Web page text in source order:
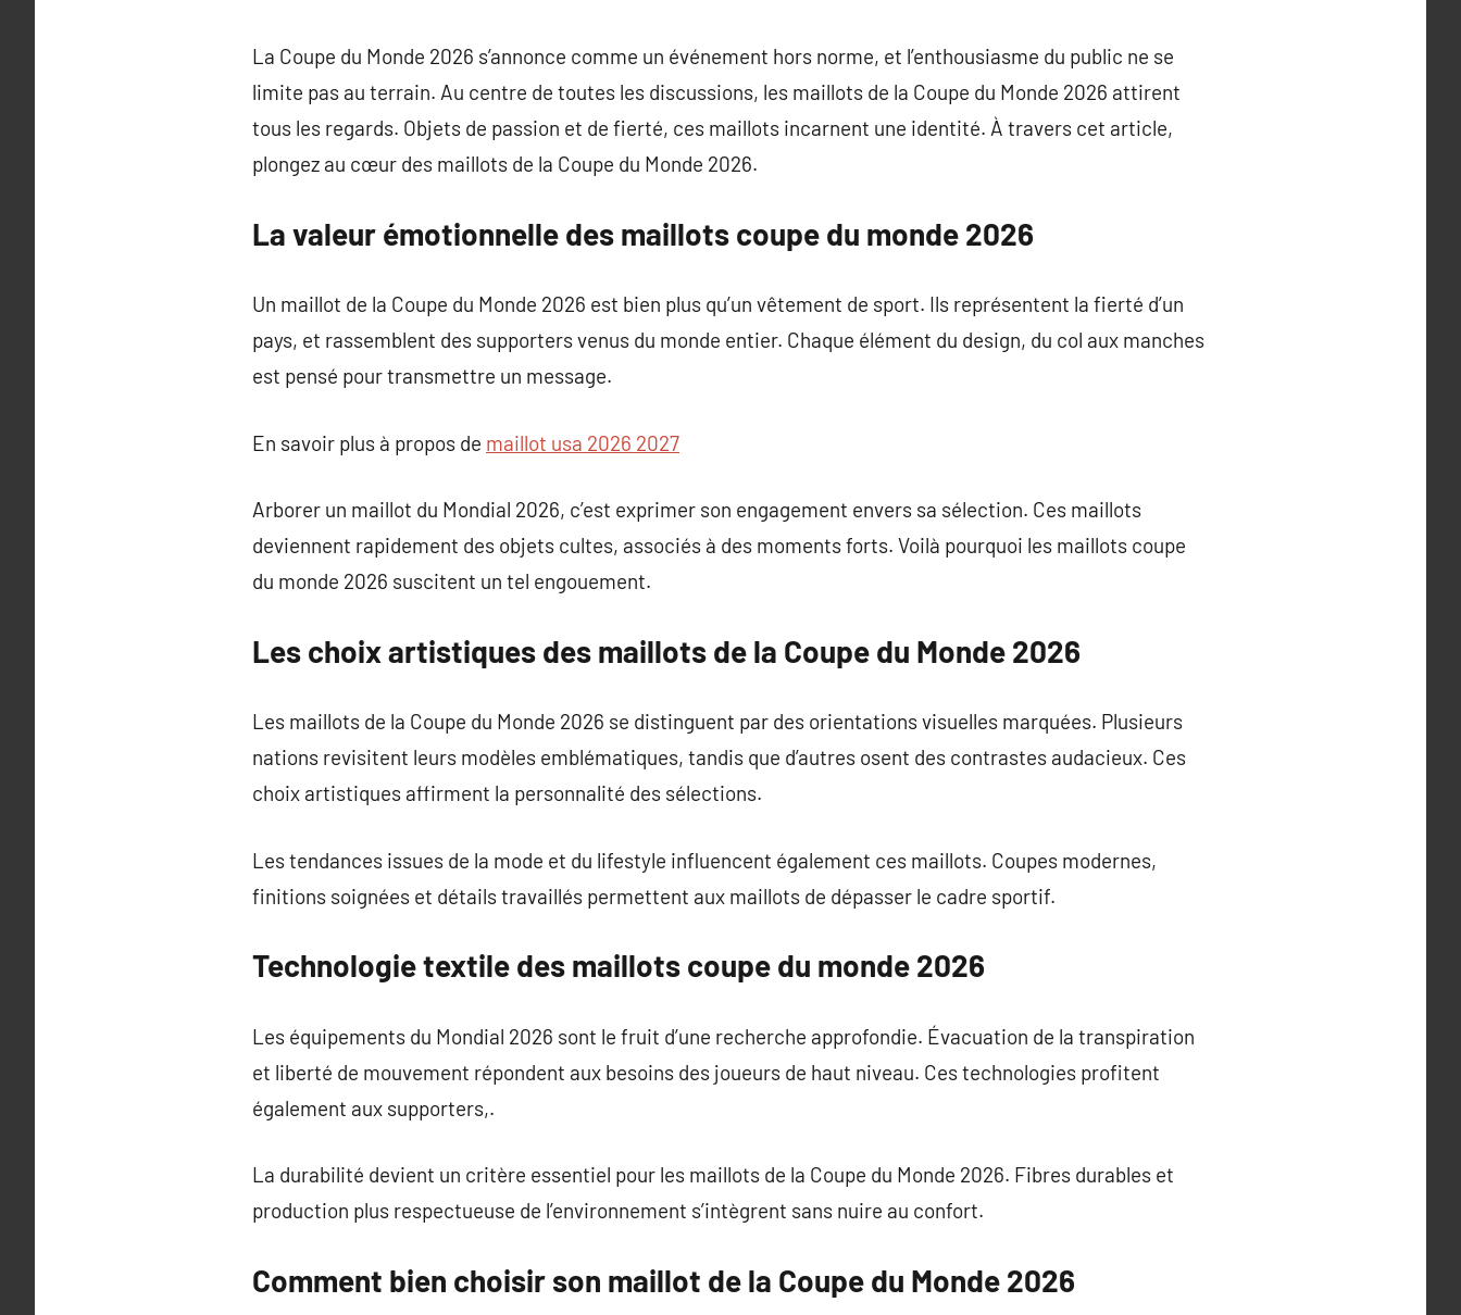
La Coupe du Monde 2026 s’annonce comme un événement hors norme, et l’enthousiasme du public ne se
limite pas au terrain. Au centre de toutes les discussions, les maillots de la Coupe du Monde 2026 attirent
tous les regards. Objets de passion et de fierté, ces maillots incarnent une identité. À travers cet article,
plongez au cœur des maillots de la Coupe du Monde 2026.
La valeur émotionnelle des maillots coupe du monde 2026
Un maillot de la Coupe du Monde 2026 est bien plus qu’un vêtement de sport. Ils représentent la fierté d’un
pays, et rassemblent des supporters venus du monde entier. Chaque élément du design, du col aux manches
est pensé pour transmettre un message.
En savoir plus à propos de maillot usa 2026 2027
Arborer un maillot du Mondial 2026, c’est exprimer son engagement envers sa sélection. Ces maillots
deviennent rapidement des objets cultes, associés à des moments forts. Voilà pourquoi les maillots coupe
du monde 2026 suscitent un tel engouement.
Les choix artistiques des maillots de la Coupe du Monde 2026
Les maillots de la Coupe du Monde 2026 se distinguent par des orientations visuelles marquées. Plusieurs
nations revisitent leurs modèles emblématiques, tandis que d’autres osent des contrastes audacieux. Ces
choix artistiques affirment la personnalité des sélections.
Les tendances issues de la mode et du lifestyle influencent également ces maillots. Coupes modernes,
finitions soignées et détails travaillés permettent aux maillots de dépasser le cadre sportif.
Technologie textile des maillots coupe du monde 2026
Les équipements du Mondial 2026 sont le fruit d’une recherche approfondie. Évacuation de la transpiration
et liberté de mouvement répondent aux besoins des joueurs de haut niveau. Ces technologies profitent
également aux supporters,.
La durabilité devient un critère essentiel pour les maillots de la Coupe du Monde 2026. Fibres durables et
production plus respectueuse de l’environnement s’intègrent sans nuire au confort.
Comment bien choisir son maillot de la Coupe du Monde 2026